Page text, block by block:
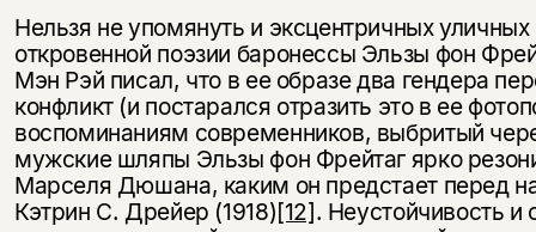
Нельзя не упомянуть и эксцентричных
откровенной поэзии баронессы Эльзы фон
Мэн Рэй писал, что в ее образе два гендера
конфликт (и постарался отразить это в ее
воспоминаниям современников, выбритый
мужские шляпы Эльзы фон Фрейтаг ярко
Марселя Дюшана, каким он предстает перед
Кэтрин С. Дрейер (1918)[12]. Неустойчивость и
Я соглашаюсь сПолитикой конфиденциальности
Я соглашаюсь сПолитикой конфиденциальности
подписаться
не предназначена для
несовершеннолетних
Скажите, пожалуйста,
вам уже исполнилось 18 лет?